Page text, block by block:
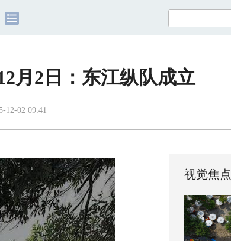
月2日：东江纵队成立
12-02 09:41
视觉焦点